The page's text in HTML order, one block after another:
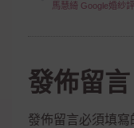
馬慧綺 Google婚紗
發佈留言
發佈留言必須填寫